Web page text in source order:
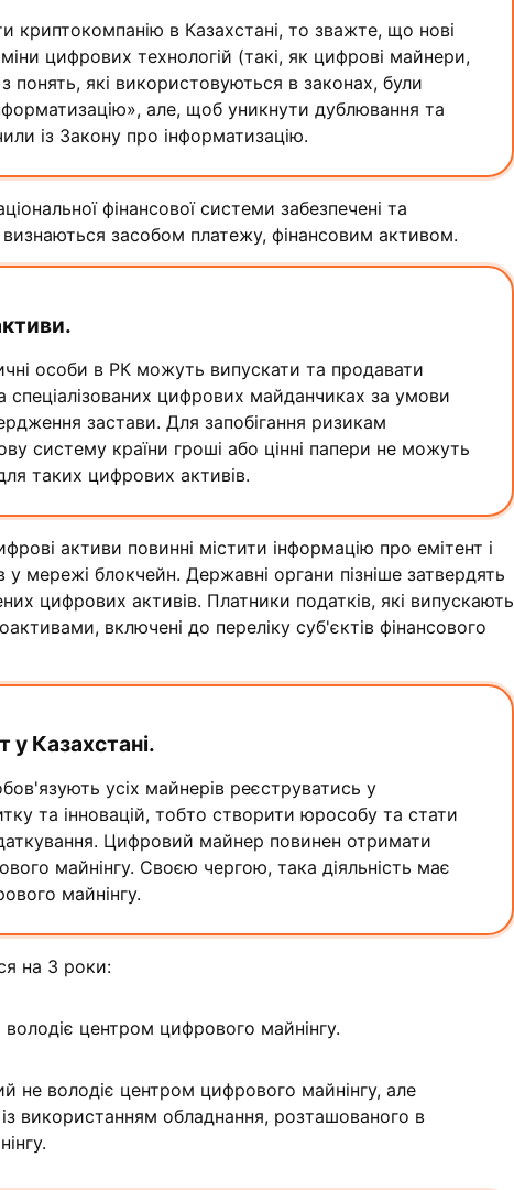
криптокомпанію в Казахстані, то зважте, що нові
цифрових технологій (такі, як цифрові майнери,
понять, які використовуються в законах, були
але, щоб уникнути дублювання та
із Закону про інформатизацію.
фінансової системи забезпечені та
визнаються засобом платежу, фінансовим активом.
особи в РК можуть випускати та продавати
спеціалізованих цифрових майданчиках за умови
застави. Для запобігання ризикам
систему країни гроші або цінні папери не можуть
таких цифрових активів.
активи повинні містити інформацію про емітент і
мережі блокчейн. Державні органи пізніше затвердять
цифрових активів. Платники податків, які випускають
включені до переліку суб'єктів фінансового
у Казахстані.
усіх майнерів реєструватись у
та інновацій, тобто створити юрособу та стати
Цифровий майнер повинен отримати
майнінгу. Своєю чергою, така діяльність має
майнінгу.
на 3 роки:
центром цифрового майнінгу.
не володіє центром цифрового майнінгу, але
використанням обладнання, розташованого в